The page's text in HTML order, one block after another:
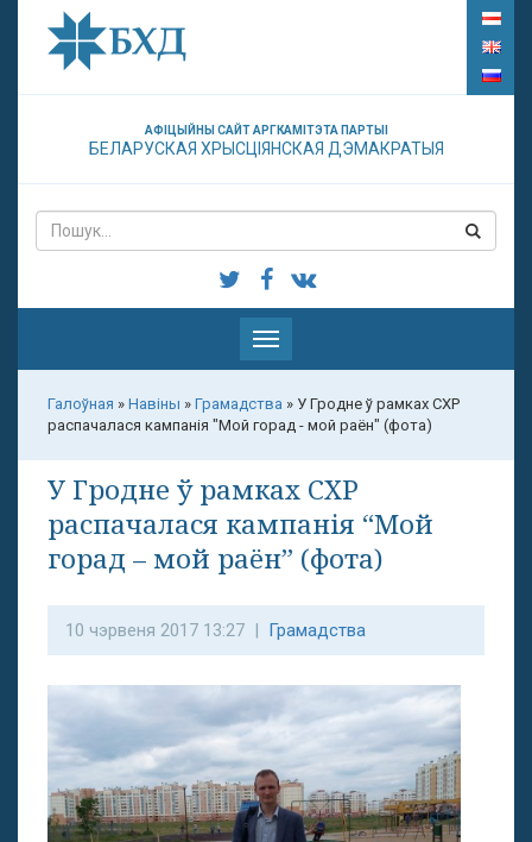
АФІЦЫЙНЫ САЙТ АРГКАМІТЭТА ПАРТЫІ
БЕЛАРУСКАЯ ХРЫСЦІЯНСКАЯ ДЭМАКРАТЫЯ
Паказаць
меню
Галоўная » Навіны » Грамадства » У Гродне ў рамках СХР
распачалася кампанія "Мой горад - мой раён" (фота)
У Гродне ў рамках СХР
распачалася кампанія “Мой
горад – мой раён” (фота)
10 чэрвеня 2017 13:27 | Грамадства